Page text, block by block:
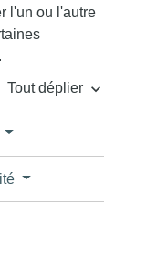
l'un ou l'autre
Tout déplier keyboard_arrow_down